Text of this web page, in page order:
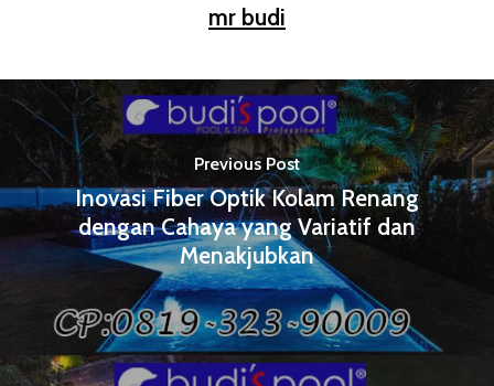
mr budi
Previous Post
Inovasi Fiber Optik Kolam Renang
dengan Cahaya yang Variatif dan
Menakjubkan